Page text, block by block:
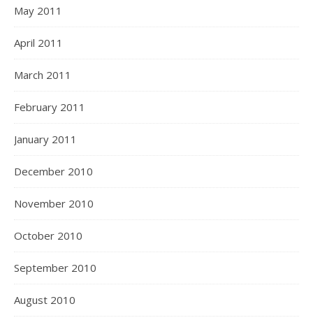
May 2011
April 2011
March 2011
February 2011
January 2011
December 2010
November 2010
October 2010
September 2010
August 2010